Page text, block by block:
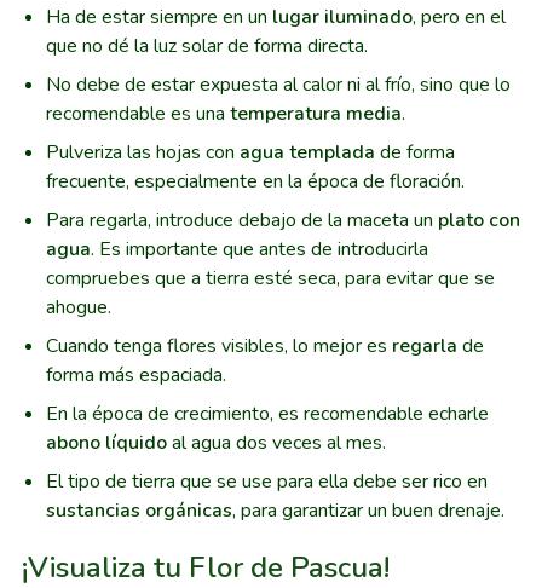
Ha de estar siempre en un lugar iluminado, pero en el
que no dé la luz solar de forma directa.
No debe de estar expuesta al calor ni al frío, sino que lo
recomendable es una temperatura media.
Pulveriza las hojas con agua templada de forma
frecuente, especialmente en la época de floración.
Para regarla, introduce debajo de la maceta un plato con
agua. Es importante que antes de introducirla
compruebes que a tierra esté seca, para evitar que se
ahogue.
Cuando tenga flores visibles, lo mejor es regarla de
forma más espaciada.
En la época de crecimiento, es recomendable echarle
abono líquidoal agua dos veces al mes.
El tipo de tierra que se use para ella debe ser rico en
sustancias orgánicas, para garantizar un buen drenaje.
¡Visualiza tu Flor de Pascua!